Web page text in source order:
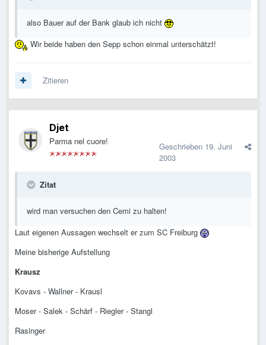
also Bauer auf der Bank glaub ich nicht
Wir beide haben den Sepp schon einmal unterschätzt!
Zitieren
Djet
Parma nel cuore! Geschrieben 19. Juni
2003
Zitat
wird man versuchen den Cemi zu halten!
Laut eigenen Aussagen wechselt er zum SC Freiburg
Meine bisherige Aufstellung
Krausz
Kovavs - Wallner - Krausl
Moser - Salek - Schärf - Riegler - Stangl
Rasinger